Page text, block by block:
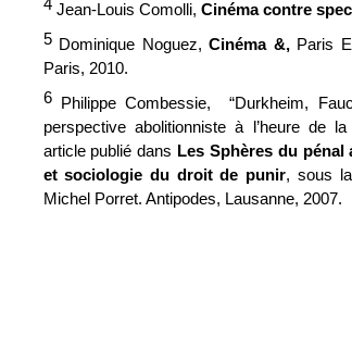
4 Jean-Louis Comolli, Cinéma contre
5 Dominique Noguez,Cinéma &,Paris
Paris, 2010.
6Philippe Combessie, “Durkheim,
perspective abolitionniste à l’heure de
article publié dans Les Sphères du
et sociologie du droit de punir, sous
Michel Porret. Antipodes, Lausanne, 2007.